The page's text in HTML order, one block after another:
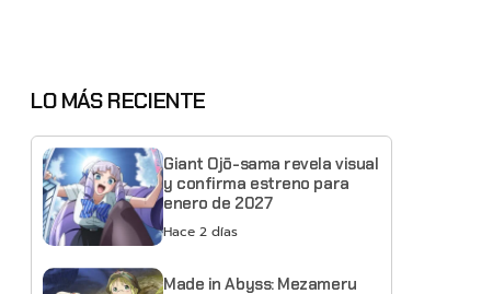
LO MÁS RECIENTE
Giant Ojō-sama revela visual
y confirma estreno para
enero de 2027
Hace 2 días
Made in Abyss: Mezameru